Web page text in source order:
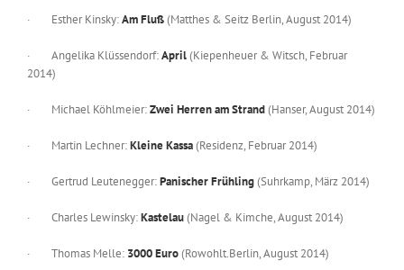
· Esther Kinsky:Am Fluß(Matthes & Seitz Berlin, August 2014)
· Angelika Klüssendorf:April(Kiepenheuer & Witsch, Februar
2014)
· Michael Köhlmeier:Zwei Herren am Strand(Hanser, August 2014)
· Martin Lechner:Kleine Kassa(Residenz, Februar 2014)
· Gertrud Leutenegger:Panischer Frühling(Suhrkamp, März 2014)
· Charles Lewinsky:Kastelau(Nagel & Kimche, August 2014)
· Thomas Melle: 3000 Euro(Rowohlt.Berlin, August 2014)